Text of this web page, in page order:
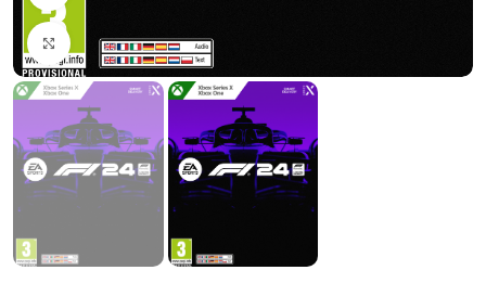
Uvećaj sliku